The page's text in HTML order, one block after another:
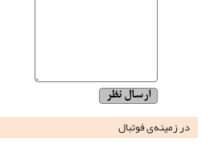
در زمینه‌ی فوتبال